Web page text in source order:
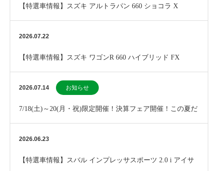
【特選車情報】スズキ アルトラパン 660 ショコラ X
2026.07.22
【特選車情報】スズキ ワゴンR 660 ハイブリッド FX
2026.07.14 お知らせ
7/18(土)～20(月・祝)限定開催！決算フェア開催！この夏だ
けのお買い得チャンス！
2026.06.23
【特選車情報】スバル インプレッサスポーツ 2.0 i アイサ